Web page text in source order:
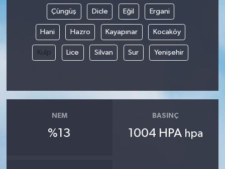
Çüngüş Dicle Eğil Ergani
Hani Hazro Kayapınar Kocaköy
Kulp Lice Silvan Sur Yenişehir
NEM
%13
BASINÇ
1004 HPA hpa